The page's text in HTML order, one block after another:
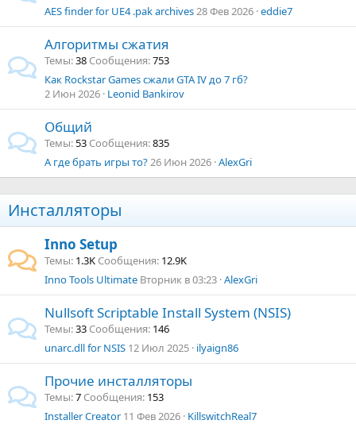
AES finder for UE4 .pak archives28 Фев 2026 eddie7
Алгоритмы сжатия
Темы 38 Сообщения 753
Как Rockstar Games сжали GTA IV до 7 гб?
2 Июн 2026 Leonid Bankirov
Общий
Темы 53 Сообщения 835
А где брать игры то?26 Июн 2026 AlexGri
Инсталляторы
Inno Setup
Темы 1.3K Сообщения 12.9K
Inno Tools Ultimate Вторник в 03:23 AlexGri
Nullsoft Scriptable Install System (NSIS)
Темы 33 Сообщения 146
unarc.dll for NSIS 12 Июл 2025 ilyaign86
Прочие инсталляторы
Темы 7 Сообщения 153
Installer Creator 11 Фев 2026 KillswitchReal7